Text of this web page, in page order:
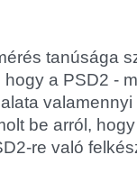
tanúsága
a PSD2 -
be arról,
re való